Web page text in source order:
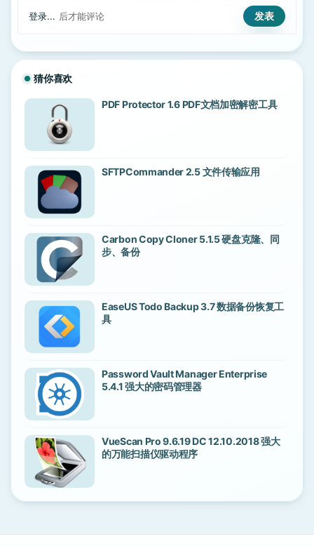
登录... 后才能评论
猜你喜欢
PDF Protector 1.6 PDF文档加密解密工具
SFTPCommander 2.5 文件传输应用
Carbon Copy Cloner 5.1.5 硬盘克隆、同
步、备份
EaseUS Todo Backup 3.7 数据备份恢复工
具
Password Vault Manager Enterprise
5.4.1 强大的密码管理器
VueScan Pro 9.6.19 DC 12.10.2018 强大
的万能扫描仪驱动程序